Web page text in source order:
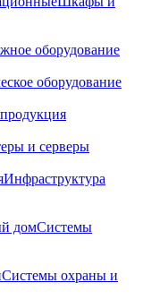
оборудование
оборудование
и серверы
Инфраструктура
Системы
Системы охраны и